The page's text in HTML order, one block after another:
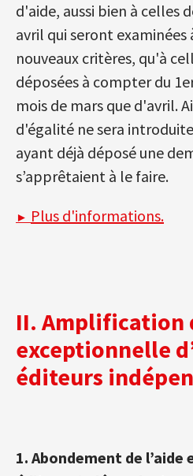
d'aide, aussi bien à celles
avril qui seront examinées
nouveaux critères, qu'à
déposées à compter du
mois de mars que d'avril.
d'égalité ne sera
ayant déjà déposé une
s’apprêtaient à le faire.
► Plus d'informations.
II. Amplification
exceptionnelle
éditeurs
1. Abondement de l’aide